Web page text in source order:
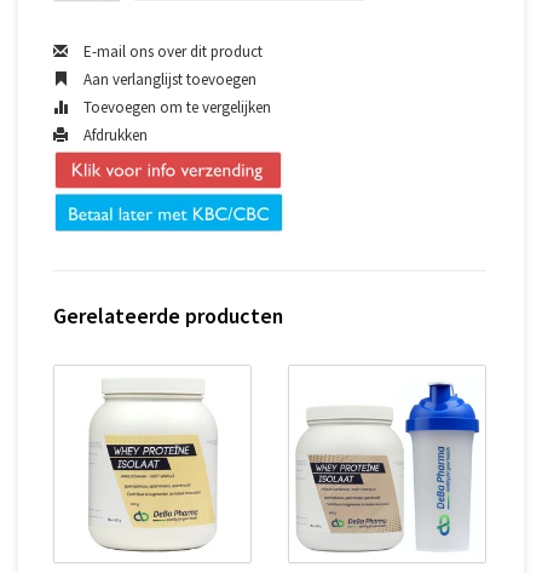
E-mail ons over dit product
Aan verlanglijst toevoegen
Toevoegen om te vergelijken
Afdrukken
Gerelateerde producten